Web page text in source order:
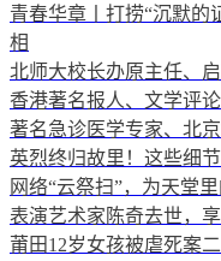
青春华章丨打捞“沉默的
相
北师大校长办原主任、
香港著名报人、文学评
著名急诊医学专家、北
英烈终归故里！这些细
网络“云祭扫”，为天堂
表演艺术家陈奇去世，
莆田12岁女孩被虐死案